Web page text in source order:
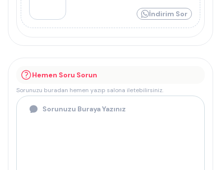
İndirim Sor
Hemen Soru Sorun
Sorunuzu buradan hemen yazıp salona iletebilirsiniz.